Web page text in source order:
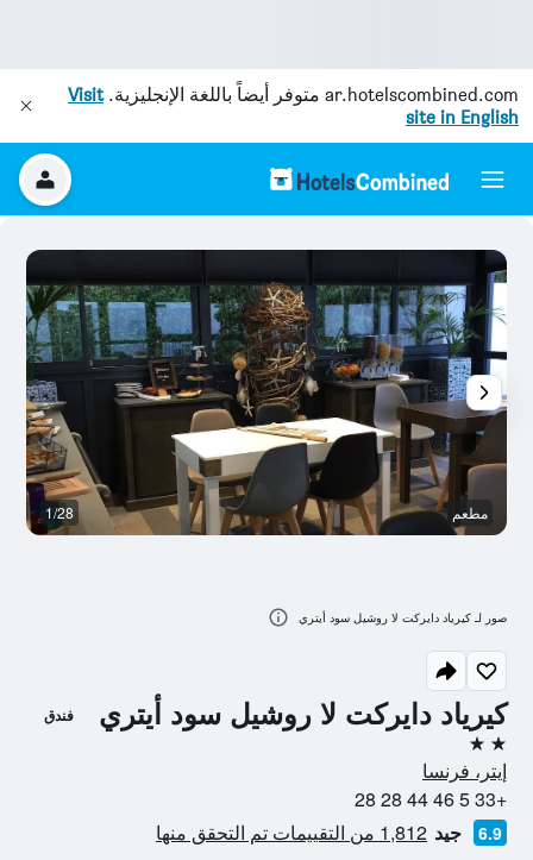
ar.hotelscombined.com متوفر أيضاً باللغة الإنجليزية.Visit
site in English
كيرياد دايركت لا روشيل سود أيتري فندق
2 نجمتين
إيتر، فرنسا
+33 5 46 44 28 28
6.9 جيد 1,812 من التقييمات تم التحقق منها
مطعم 1/28
صور لـ كيرياد دايركت لا روشيل سود أيتري